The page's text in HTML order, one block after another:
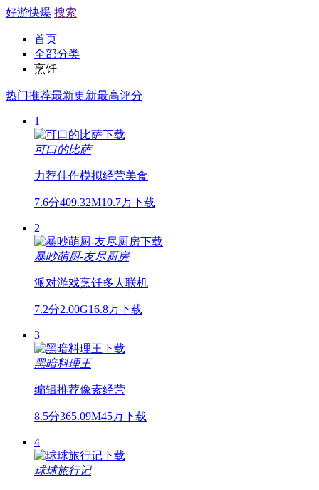
好游快爆 搜索
首页
全部分类
烹饪
热门推荐最新更新最高评分
1
可口的比萨
力荐佳作模拟经营美食
7.6分409.32M10.7万下载
2
暴吵萌厨-友尽厨房
派对游戏烹饪多人联机
7.2分2.00G16.8万下载
3
黑暗料理王
编辑推荐像素经营
8.5分365.09M45万下载
4
球球旅行记